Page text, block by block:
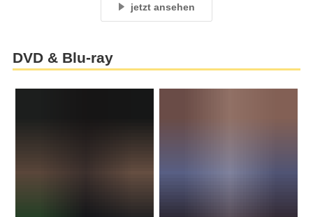
jetzt ansehen
DVD & Blu-ray